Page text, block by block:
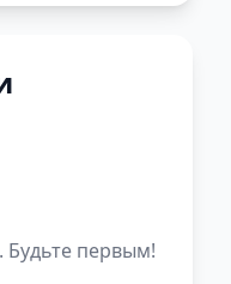
Будьте первым!